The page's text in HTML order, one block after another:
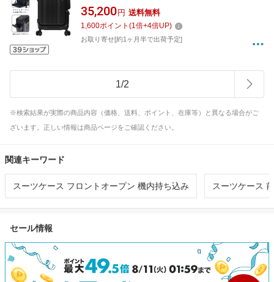
ーツケース フロントオープン PC収納13イ
ンチ 機内持ち込み Sサイズ EURO CITY3
(ユーロシティ3) マットブラック 60526 [TSAロ
ック搭載]
35,200 円 送料無料
1,600ポイント (1倍+4倍UP)
お取り寄せ[約1ヶ月半で出荷予定]
1/2
※検索結果が実際の商品内容（価格、送料、ポイント、在庫等）と異なる場合がご
ざいます。正しい情報は商品ページをご確認ください。
関連キーワード
スーツケース フロントオープン 機内持ち込み スーツケース
セール情報